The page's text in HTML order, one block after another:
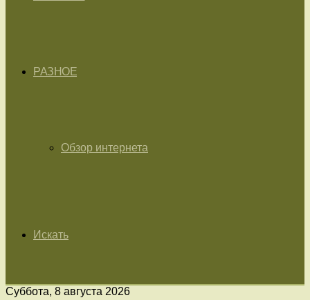
РАЗНОЕ
Обзор интернета
Искать
Суббота, 8 августа 2026